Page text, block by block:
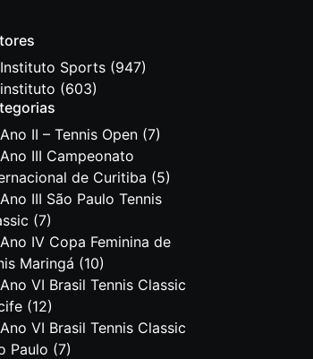
Instituto Sports (947)
instituto (603)
Ano II – Tennis Open (7)
Ano III Campeonato
de Curitiba (5)
Ano III São Paulo Tennis
(7)
Ano IV Copa Feminina de
Maringá (10)
Ano VI Brasil Tennis Classic
(12)
Ano VI Brasil Tennis Classic
Paulo (7)